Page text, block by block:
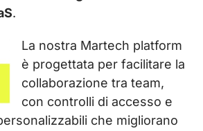
.
La nostra Martech platform
è progettata per facilitare la
collaborazione tra team,
con controlli di accesso e
che migliorano